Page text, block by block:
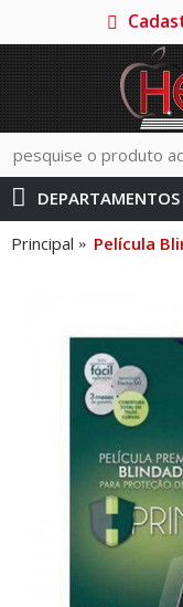
DEPARTAMENTOS
Principal Película